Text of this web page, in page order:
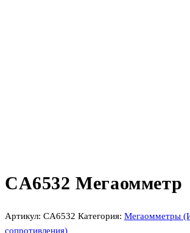
CA6532 Мегаомметр
Артикул: CA6532 Категория: Мегаомметры
сопротивления)